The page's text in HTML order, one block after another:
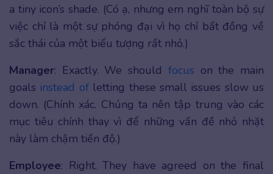
a tiny icon’s shade. (Có ạ, nhưng em nghĩ toàn bộ sự
việc chỉ là một sự phóng đại vì họ chỉ bất đồng về
sắc thái của một biểu tượng rất nhỏ.)
Manager: Exactly. We should focus on the main
goals instead ofletting these small issues slow us
down. (Chính xác. Chúng ta nên tập trung vào các
mục tiêu chính thay vì để những vấn đề nhỏ nhặt
này làm chậm tiến độ.)
Employee: Right. They have agreed on the final